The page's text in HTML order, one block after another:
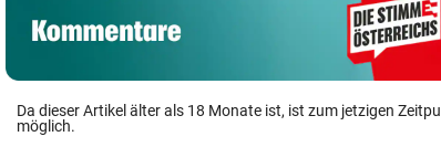
Da dieser Artikel älter als 18 Monate ist, ist zum jetzigen
möglich.